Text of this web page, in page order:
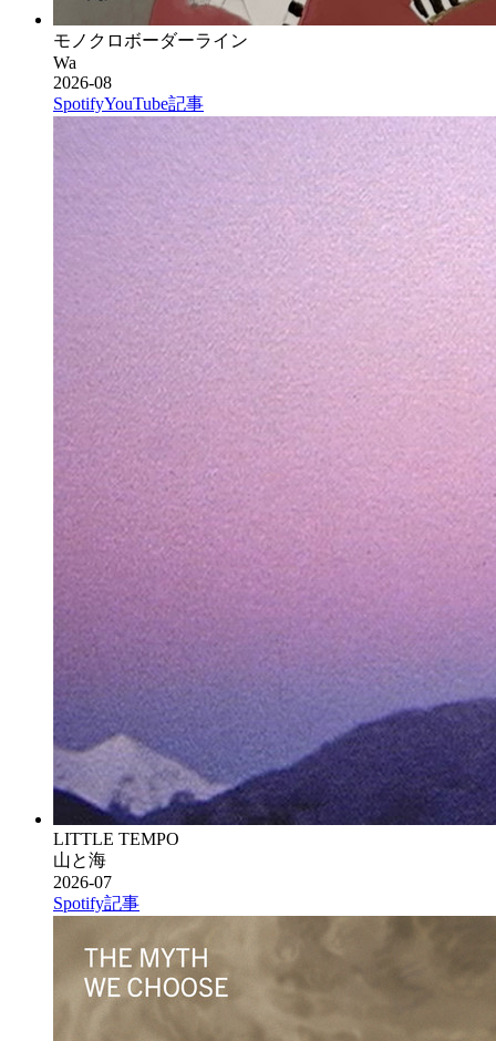
モノクロボーダーライン
Wa
2026-08
SpotifyYouTube記事
LITTLE TEMPO
山と海
2026-07
Spotify記事